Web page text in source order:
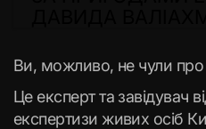
Ви, можливо, не чули про
Це експерт та завідувач
експертизи живих осіб